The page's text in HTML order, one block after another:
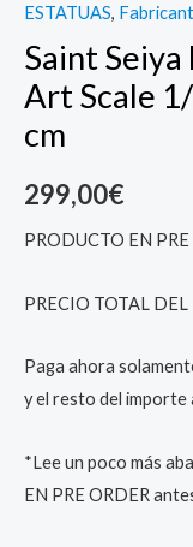
ESTATUAS,
Saint
Art Scale
cm
299,00€
PRODUCTO EN
PRECIO TOTAL
Paga ahora
y el resto del importe
*Lee un poco más
EN PRE ORDER
Cygnus
Hyoga
27
cm
quantity